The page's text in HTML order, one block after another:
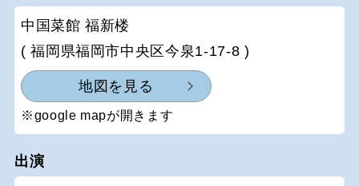
中国菜館 福新楼
( 福岡県福岡市中央区今泉1-17-8 )
地図を見る
※google mapが開きます
出演